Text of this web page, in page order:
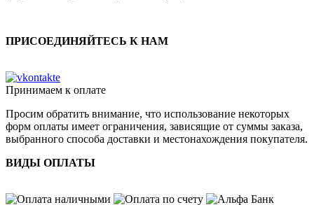
ПРИСОЕДИНЯЙТЕСЬ К НАМ
Принимаем к оплате
Просим обратить внимание, что использование некоторых
форм оплаты имеет ограничения, зависящие от суммы заказа,
выбранного способа доставки и местонахождения покупателя.
ВИДЫ ОПЛАТЫ